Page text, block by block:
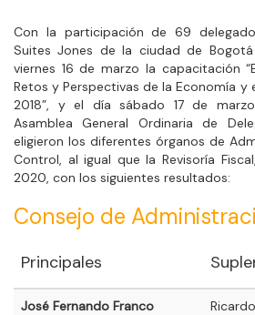
Con la participación de 69
Suites Jones de la ciudad de
viernes 16 de marzo la capacitación
Retos y Perspectivas de la Economía y
2018”, y el día sábado 17 de
Asamblea General Ordinaria de
eligieron los diferentes órganos de
Control, al igual que la Revisoría
2020, con los siguientes resultados:
Consejo de
Principales
José Fernando Franco